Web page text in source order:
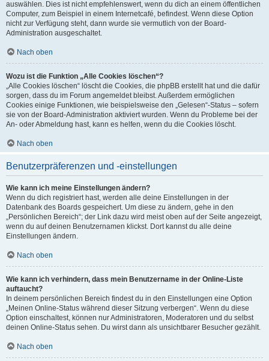
auswählen. Dies ist nicht empfehlenswert, wenn du dich an einem öffentlichen
Computer, zum Beispiel in einem Internetcafé, befindest. Wenn diese Option
nicht zur Verfügung steht, dann wurde sie vermutlich von der Board-
Administration ausgeschaltet.
Nach oben
Wozu ist die Funktion „Alle Cookies löschen“?
„Alle Cookies löschen“ löscht die Cookies, die phpBB erstellt hat und die dafür
sorgen, dass du im Forum angemeldet bleibst. Außerdem ermöglichen
Cookies einige Funktionen, wie beispielsweise den „Gelesen“-Status – sofern
sie von der Board-Administration aktiviert wurden. Wenn du Probleme bei der
An- oder Abmeldung hast, kann es helfen, wenn du die Cookies löscht.
Nach oben
Benutzerpräferenzen und -einstellungen
Wie kann ich meine Einstellungen ändern?
Wenn du dich registriert hast, werden alle deine Einstellungen in der
Datenbank des Boards gespeichert. Um diese zu ändern, gehe in den
„Persönlichen Bereich“; der Link dazu wird meist oben auf der Seite angezeigt,
wenn du auf deinen Benutzernamen klickst. Dort kannst du alle deine
Einstellungen ändern.
Nach oben
Wie kann ich verhindern, dass mein Benutzername in der Online-Liste
auftaucht?
In deinem persönlichen Bereich findest du in den Einstellungen eine Option
„Meinen Online-Status während dieser Sitzung verbergen“. Wenn du diese
Option einschaltest, können nur Administratoren, Moderatoren und du selbst
deinen Online-Status sehen. Du wirst dann als unsichtbarer Besucher gezählt.
Nach oben